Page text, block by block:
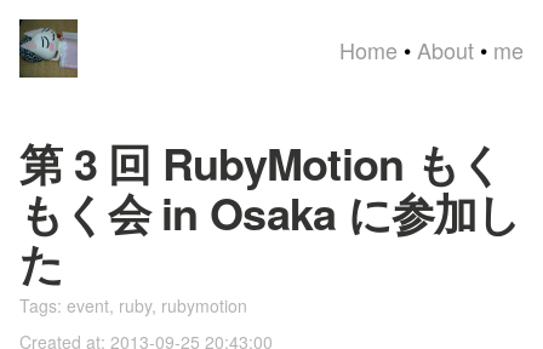
Home • About • me
第 3 回 RubyMotion もく
もく会 in Osaka に参加し
た
Tags: event, ruby, rubymotion
Created at: 2013-09-25 20:43:00